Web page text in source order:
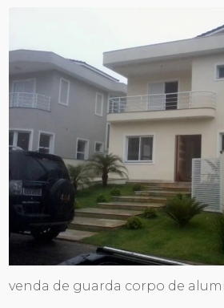
venda de guarda corpo de